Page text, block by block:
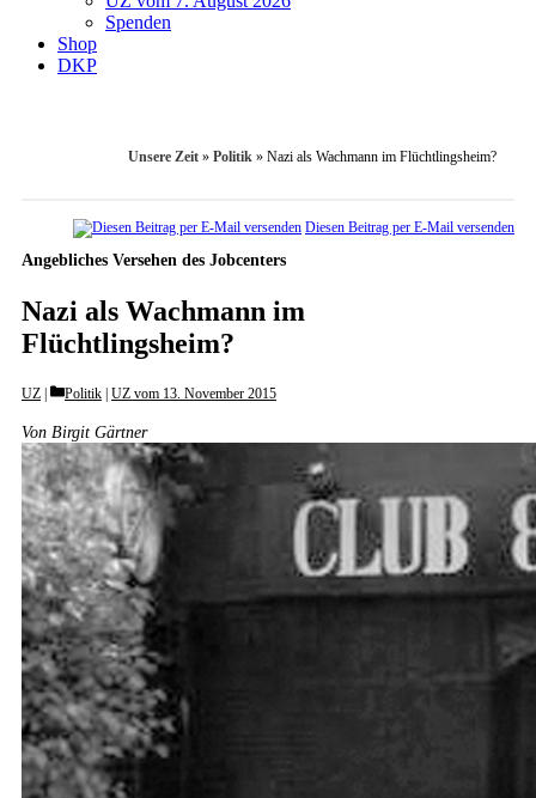
Spenden
Shop
DKP
Unsere Zeit » Politik » Nazi als Wachmann im Flüchtlingsheim?
Diesen Beitrag per E-Mail versenden
Angebliches Versehen des Jobcenters
Nazi als Wachmann im
Flüchtlingsheim?
UZ Categories
Politik UZ vom 13. November 2015
Von Birgit Gärtner